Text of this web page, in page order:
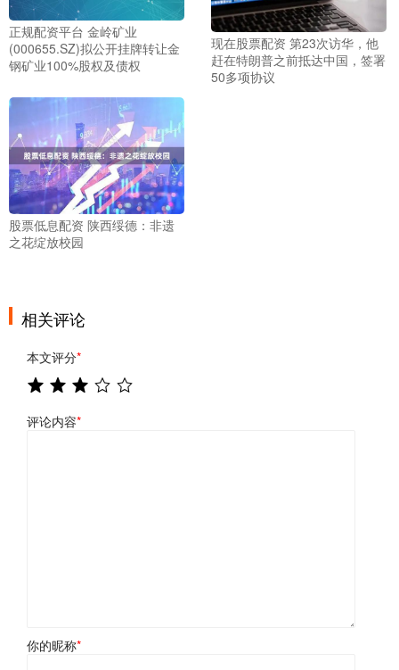
正规配资平台 金岭矿业
(000655.SZ)拟公开挂牌转让金
钢矿业100%股权及债权
现在股票配资 第23次访华，他
赶在特朗普之前抵达中国，签署
50多项协议
股票低息配资 陕西绥德：非遗
之花绽放校园
相关评论
本文评分*
评论内容*
你的昵称*